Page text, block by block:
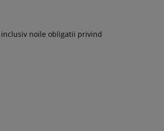
noile obligatii privind